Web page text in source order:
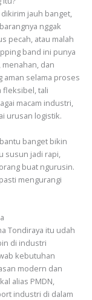
jauh banget,
nggak
pecah, atau malah
band ini punya
dan
aman selama proses
fleksibel, tali
macam industri,
urusan logistik.
banget bikin
susun jadi rapi,
buat ngurusin.
mengurangi
Tondiraya itu udah
di industri
kebutuhan
modern dan
alias PMDN,
industri di dalam